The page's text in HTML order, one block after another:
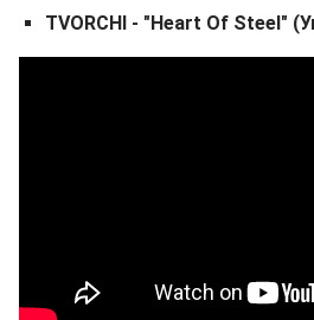
TVORCHI - "Heart Of Steel"